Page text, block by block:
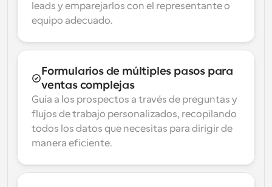
leads y emparejarlos con el representante o
equipo adecuado.
Formularios de múltiples pasos para
ventas complejas
Guía a los prospectos a través de preguntas y
flujos de trabajo personalizados, recopilando
todos los datos que necesitas para dirigir de
manera eficiente.